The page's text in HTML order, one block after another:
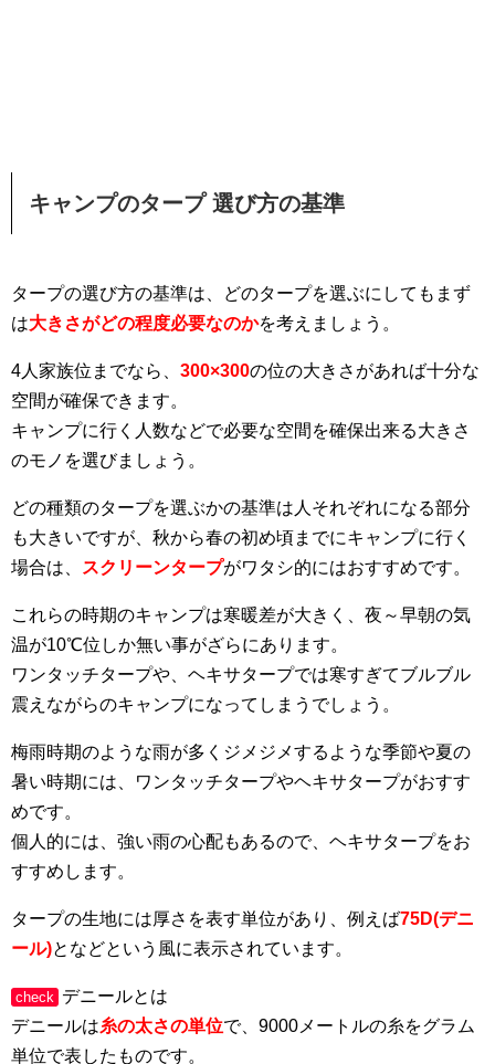
キャンプのタープ 選び方の基準
タープの選び方の基準は、どのタープを選ぶにしてもまず
は大きさがどの程度必要なのかを考えましょう。
4人家族位までなら、 300×300の位の大きさがあれば十分な
空間が確保できます。
キャンプに行く人数などで必要な空間を確保出来る大きさ
のモノを選びましょう。
どの種類のタープを選ぶかの基準は人それぞれになる部分
も大きいですが、秋から春の初め頃までにキャンプに行く
場合は、
スクリーンタープがワタシ的にはおすすめです。
これらの時期のキャンプは寒暖差が大きく、夜～早朝の気
温が10℃位しか無い事がざらにあります。
ワンタッチタープや、ヘキサタープでは寒すぎてブルブル
震えながらのキャンプになってしまうでしょう。
梅雨時期のような雨が多くジメジメするような季節や夏の
暑い時期には、ワンタッチタープやヘキサタープがおすす
めです。
個人的には、強い雨の心配もあるので、ヘキサタープをお
すすめします。
タープの生地には厚さを表す単位があり、例えば75D(デニ
ール)となどという風に表示されています。
check デニールとは
デニールは糸の太さの単位で、9000メートルの糸をグラム
単位で表したものです。